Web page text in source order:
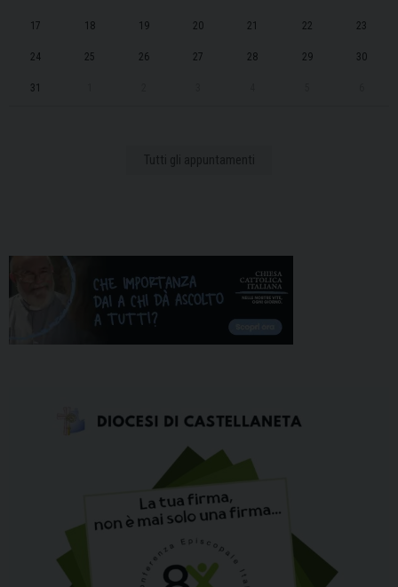
17 18 19 20 21 22 23
24 25 26 27 28 29 30
31
Tutti gli appuntamenti